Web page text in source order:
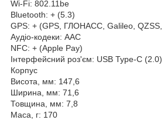
Wi-Fi: 802.11be
Bluetooth: + (5.3)
GPS: + (GPS, ГЛОНАСС, Galileo, QZSS,
Аудіо-кодеки: AAC
NFC: + (Apple Pay)
Інтерфейсний роз'єм: USB Type-C (2.0)
Корпус
Висота, мм: 147,6
Ширина, мм: 71,6
Товщина, мм: 7,8
Маса, г: 170